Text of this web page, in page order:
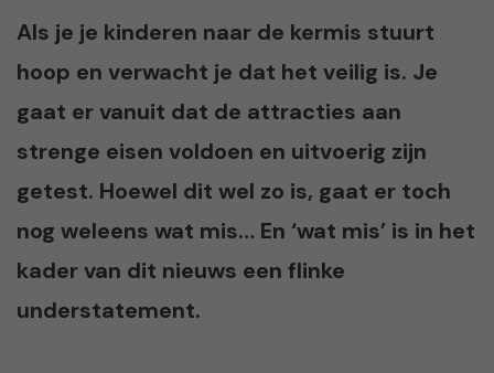
Als je je kinderen naar de kermis stuurt
hoop en verwacht je dat het veilig is. Je
gaat er vanuit dat de attracties aan
strenge eisen voldoen en uitvoerig zijn
getest. Hoewel dit wel zo is, gaat er toch
nog weleens wat mis… En ‘wat mis’ is in het
kader van dit nieuws een flinke
understatement.